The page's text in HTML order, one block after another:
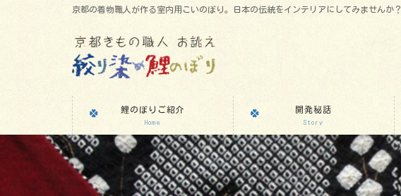
京都の着物職人が作る室内用こいのぼり。日本の伝統をインテリアにしてみませんか？
鯉のぼりご紹介
Home
開発秘話
Story